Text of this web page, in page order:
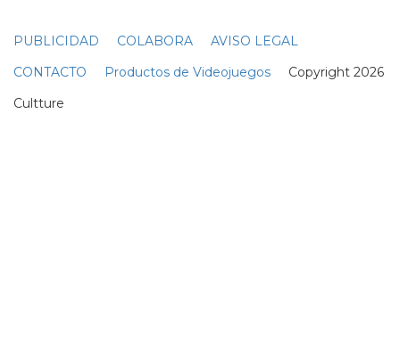
PUBLICIDAD COLABORA
AVISO LEGAL
CONTACTO
Productos de Videojuegos Copyright 2026
Cultture